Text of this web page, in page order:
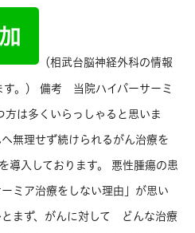
（相武台脳神経外科の情報
。） 備考 当院ハイパーサーミ
は多くいらっしゃると思いま
無理せず続けられるがん治療を
導入しております。 悪性腫瘍の患
ミア治療をしない理由」が思い
まず、がんに対して どんな治療